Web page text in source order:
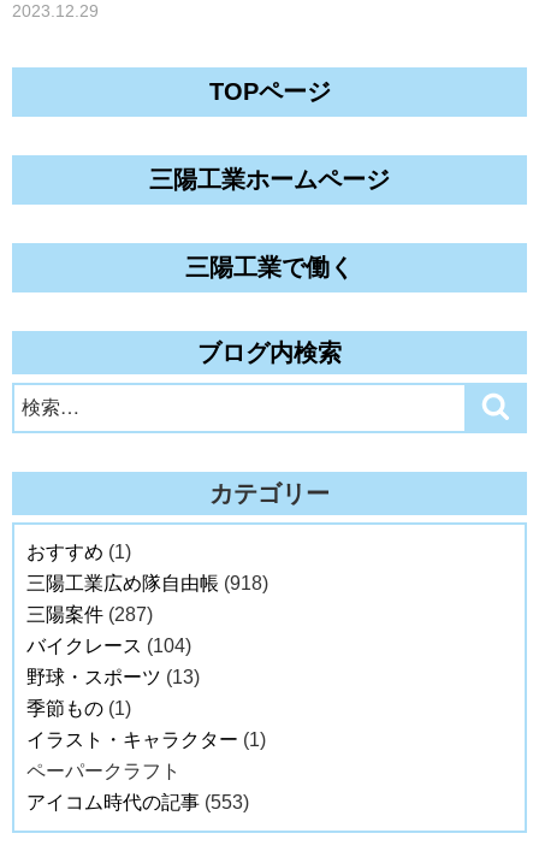
2023.12.29
TOPページ
三陽工業ホームページ
三陽工業で働く
ブログ内検索
検
索:
カテゴリー
おすすめ (1)
三陽工業広め隊自由帳 (918)
三陽案件 (287)
バイクレース (104)
野球・スポーツ (13)
季節もの (1)
イラスト・キャラクター (1)
ペーパークラフト
アイコム時代の記事 (553)